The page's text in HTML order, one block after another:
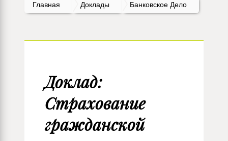
Главная Доклады Банковское Дело
Доклад:
Страхование
гражданской